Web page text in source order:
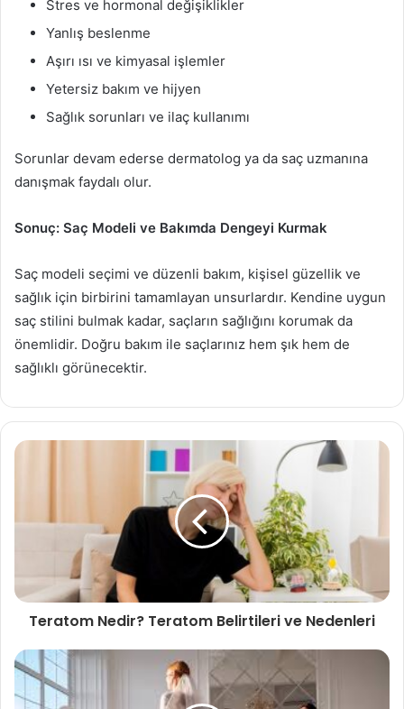
Stres ve hormonal değişiklikler
Yanlış beslenme
Aşırı ısı ve kimyasal işlemler
Yetersiz bakım ve hijyen
Sağlık sorunları ve ilaç kullanımı
Sorunlar devam ederse dermatolog ya da saç uzmanına
danışmak faydalı olur.
Sonuç: Saç Modeli ve Bakımda Dengeyi Kurmak
Saç modeli seçimi ve düzenli bakım, kişisel güzellik ve
sağlık için birbirini tamamlayan unsurlardır. Kendine uygun
saç stilini bulmak kadar, saçların sağlığını korumak da
önemlidir. Doğru bakım ile saçlarınız hem şık hem de
sağlıklı görünecektir.
Teratom Nedir? Teratom Belirtileri ve Nedenleri